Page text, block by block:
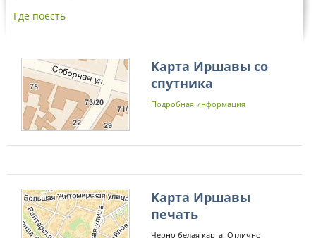
Где поесть
Карта Иршавы со
спутника
Подробная информация
Карта Иршавы
печать
Черно белая карта. Отлично